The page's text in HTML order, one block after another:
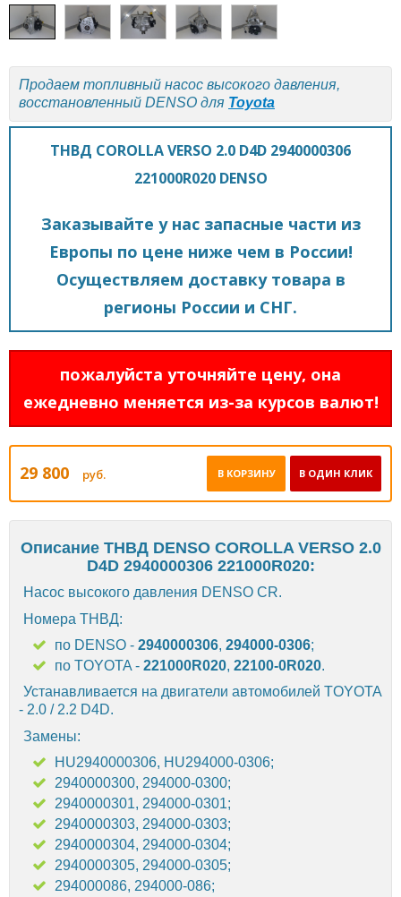
Продаем топливный насос высокого давления,
восстановленный DENSO для Toyota
ТНВД COROLLA VERSO 2.0 D4D 2940000306
221000R020 DENSO
Заказывайте у нас запасные части из
Европы по цене ниже чем в России!
Осуществляем доставку товара в
регионы России и СНГ.
пожалуйста уточняйте цену, она
ежедневно меняется из-за курсов валют!
29 800 руб. В ОДИН КЛИК
В КОРЗИНУ
Описание ТНВД DENSO COROLLA VERSO 2.0
D4D 2940000306 221000R020:
Насос высокого давления DENSO CR.
Номера ТНВД:
по DENSO - 2940000306, 294000-0306;
по TOYOTA - 221000R020, 22100-0R020.
Устанавливается на двигатели автомобилей TOYOTA
- 2.0 / 2.2 D4D.
Замены:
HU2940000306, HU294000-0306;
2940000300, 294000-0300;
2940000301, 294000-0301;
2940000303, 294000-0303;
2940000304, 294000-0304;
2940000305, 294000-0305;
294000086, 294000-086;